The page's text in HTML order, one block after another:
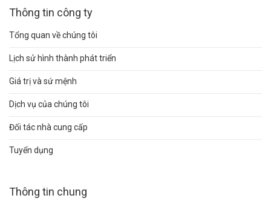
Thông tin công ty
Tổng quan về chúng tôi
Lịch sử hình thành phát triển
Giá trị và sứ mệnh
Dịch vụ của chúng tôi
Đối tác nhà cung cấp
Tuyển dụng
Thông tin chung